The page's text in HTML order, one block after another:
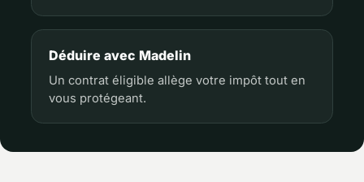
Déduire avec Madelin
Un contrat éligible allège votre impôt tout en
vous protégeant.